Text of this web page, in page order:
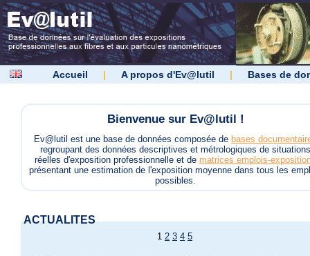
Accueil | A propos d'Ev@lutil | Bases de
Bienvenue sur Ev@lutil !
Ev@lutil est une base de données composée de bases
regroupant des données descriptives et métrologiques de situations
réelles d'exposition professionnelle et de matrices emplois-
présentant une estimation de l'exposition moyenne dans tous les
possibles.
ACTUALITES
1 2 3 4 5